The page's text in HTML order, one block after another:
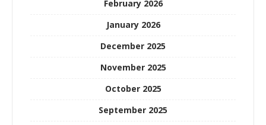
February 2026
January 2026
December 2025
November 2025
October 2025
September 2025